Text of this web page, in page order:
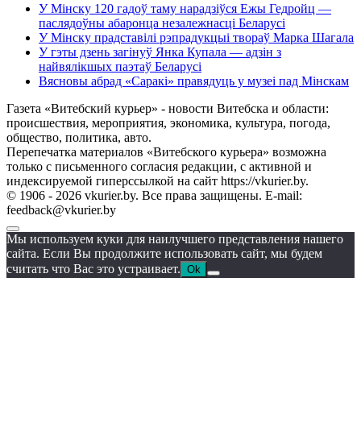
У Мінску 120 гадоў таму нарадзіўся Ежы Гедройц —
паслядоўны абаронца незалежнасці Беларусі
У Мінску прадставілі рэпрадукцыі твораў Марка Шагала
У гэты дзень загінуў Янка Купала — адзін з
найвялікшых паэтаў Беларусі
Вясновы абрад «Саракі» правядуць у музеі пад Мінскам
Газета «Витебский курьер» - новости Витебска и области:
происшествия, мероприятия, экономика, культура, погода,
общество, политика, авто.
Перепечатка материалов «Витебского курьера» возможна
только с письменного согласия редакции, с активной и
индексируемой гиперссылкой на сайт https://vkurier.by.
© 1906 - 2026 vkurier.by. Все права защищены. E-mail:
feedback@vkurier.by
Мы используем куки для наилучшего представления нашего
сайта. Если Вы продолжите использовать сайт, мы будем
считать что Вас это устраивает. Ok